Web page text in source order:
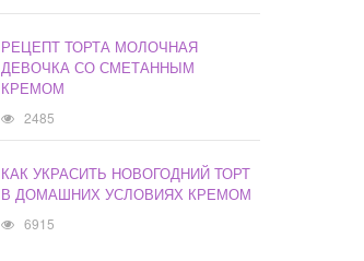
РЕЦЕПТ ТОРТА МОЛОЧНАЯ
ДЕВОЧКА СО СМЕТАННЫМ
КРЕМОМ
2485
КАК УКРАСИТЬ НОВОГОДНИЙ ТОРТ
В ДОМАШНИХ УСЛОВИЯХ КРЕМОМ
6915